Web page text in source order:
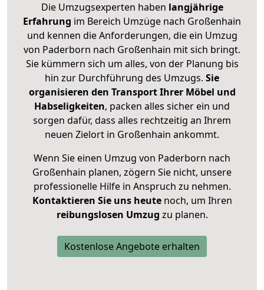
Die Umzugsexperten haben langjährige
Erfahrung im Bereich Umzüge nach Großenhain
und kennen die Anforderungen, die ein Umzug
von Paderborn nach Großenhain mit sich bringt.
Sie kümmern sich um alles, von der Planung bis
hin zur Durchführung des Umzugs. Sie
organisieren den Transport Ihrer Möbel und
Habseligkeiten, packen alles sicher ein und
sorgen dafür, dass alles rechtzeitig an Ihrem
neuen Zielort in Großenhain ankommt.
Wenn Sie einen Umzug von Paderborn nach
Großenhain planen, zögern Sie nicht, unsere
professionelle Hilfe in Anspruch zu nehmen.
Kontaktieren Sie uns heutenoch, um Ihren
reibungslosen Umzug zu planen.
Kostenlose Angebote erhalten